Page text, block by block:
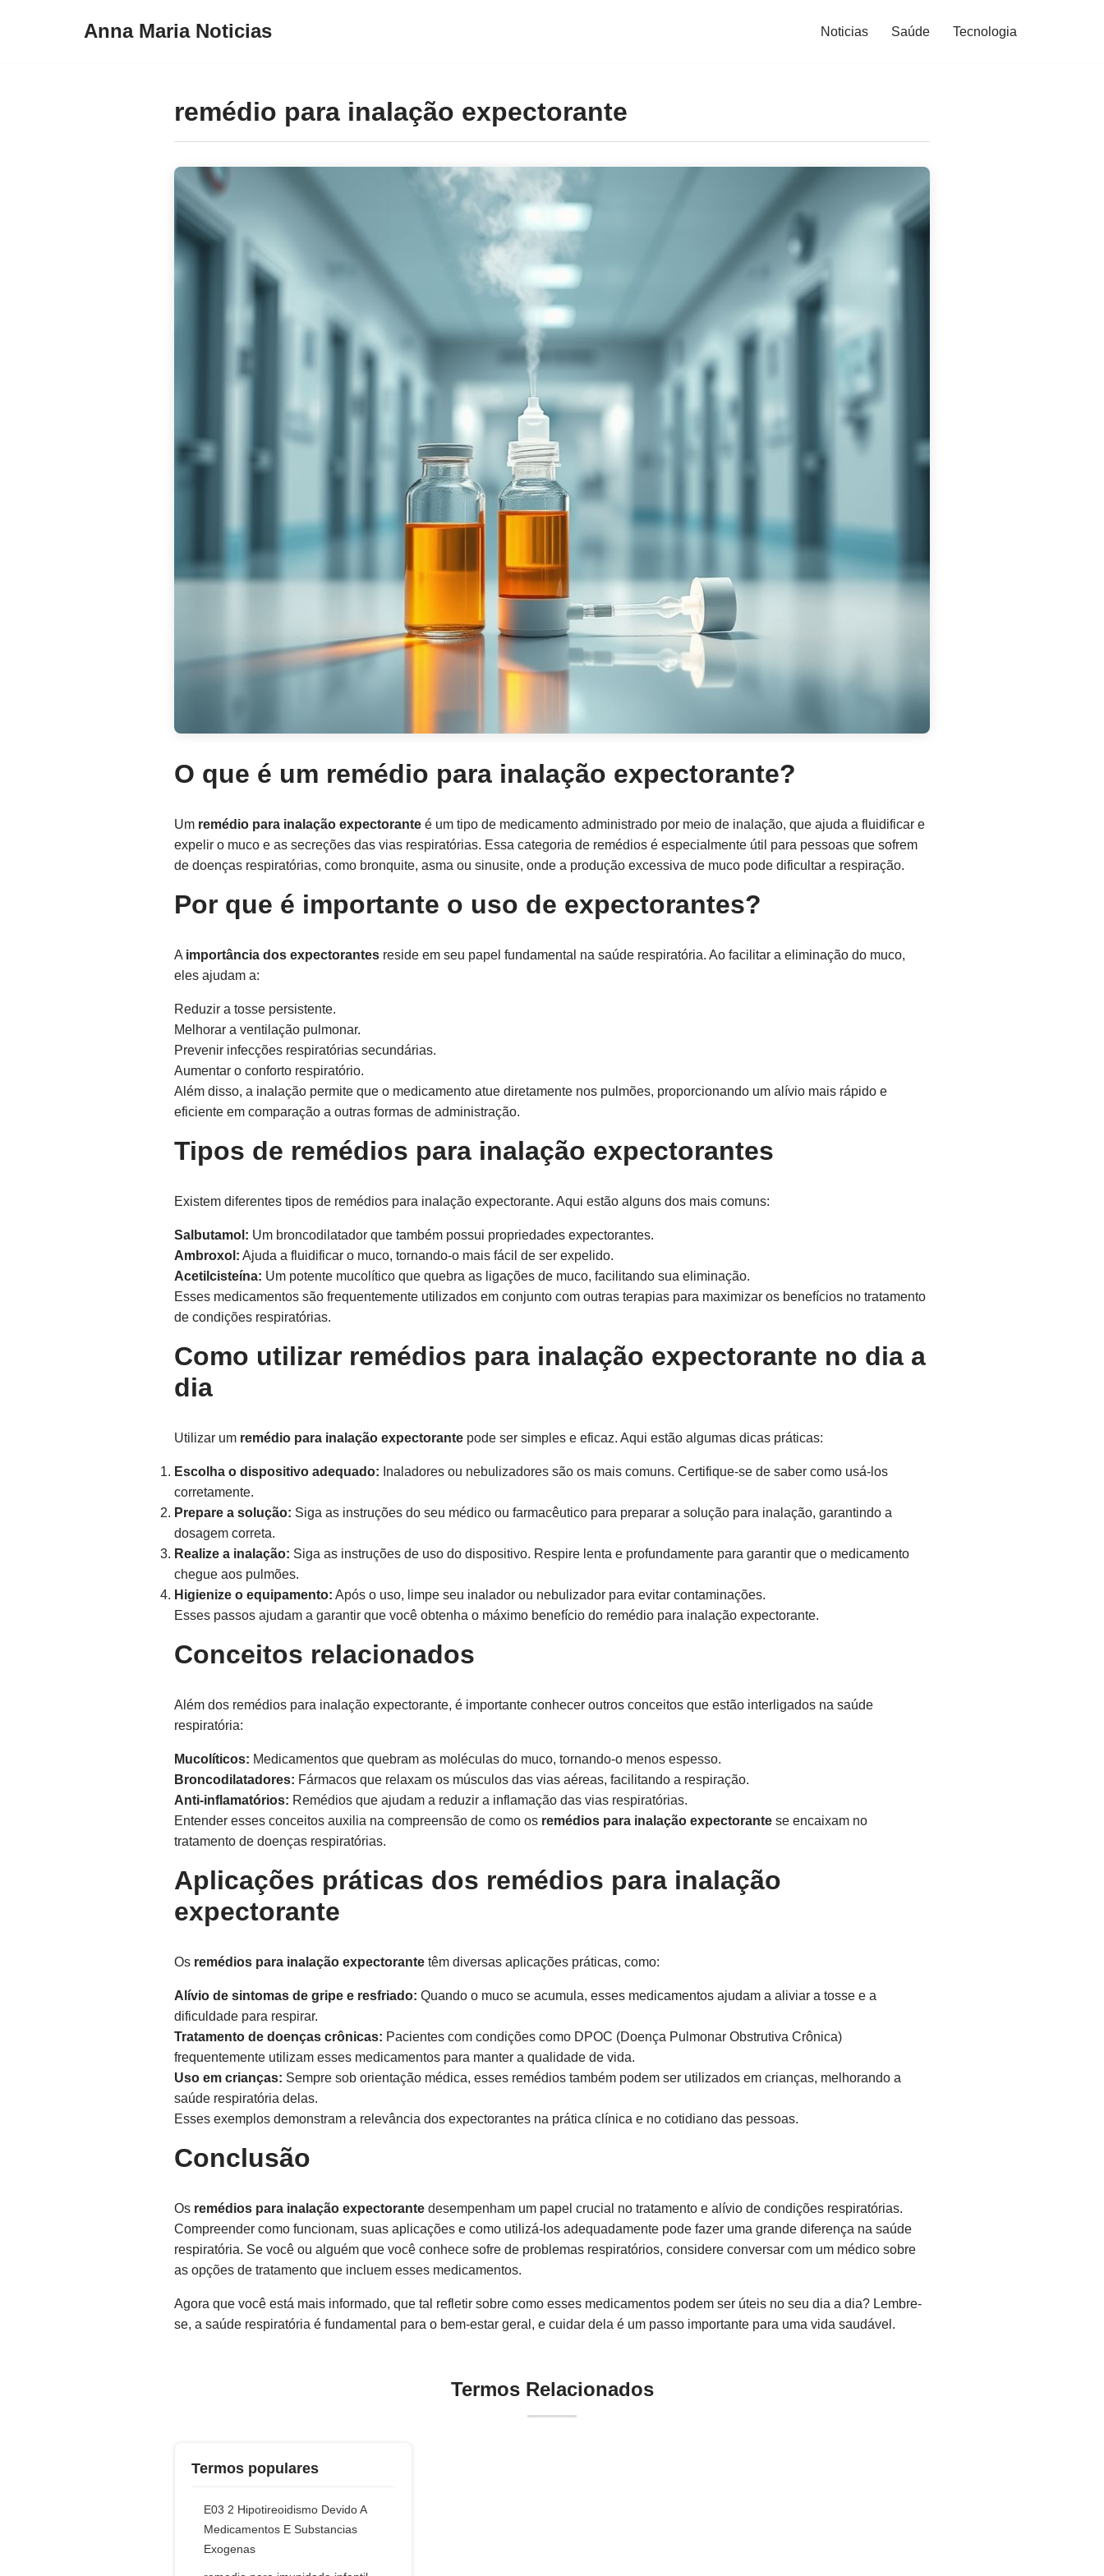
Anna Maria Noticias Noticias Saúde Tecnologia
remédio para inalação expectorante
O que é um remédio para inalação expectorante?
Um remédio para inalação expectorante é um tipo de medicamento administrado por meio de inalação, que ajuda a fluidificar e
expelir o muco e as secreções das vias respiratórias. Essa categoria de remédios é especialmente útil para pessoas que sofrem
de doenças respiratórias, como bronquite, asma ou sinusite, onde a produção excessiva de muco pode dificultar a respiração.
Por que é importante o uso de expectorantes?
A importância dos expectorantes reside em seu papel fundamental na saúde respiratória. Ao facilitar a eliminação do muco,
eles ajudam a:
Reduzir a tosse persistente.
Melhorar a ventilação pulmonar.
Prevenir infecções respiratórias secundárias.
Aumentar o conforto respiratório.
Além disso, a inalação permite que o medicamento atue diretamente nos pulmões, proporcionando um alívio mais rápido e
eficiente em comparação a outras formas de administração.
Tipos de remédios para inalação expectorantes
Existem diferentes tipos de remédios para inalação expectorante. Aqui estão alguns dos mais comuns:
Salbutamol: Um broncodilatador que também possui propriedades expectorantes.
Ambroxol: Ajuda a fluidificar o muco, tornando-o mais fácil de ser expelido.
Acetilcisteína: Um potente mucolítico que quebra as ligações de muco, facilitando sua eliminação.
Esses medicamentos são frequentemente utilizados em conjunto com outras terapias para maximizar os benefícios no tratamento
de condições respiratórias.
Como utilizar remédios para inalação expectorante no dia a
dia
Utilizar um remédio para inalação expectorante pode ser simples e eficaz. Aqui estão algumas dicas práticas:
Escolha o dispositivo adequado: Inaladores ou nebulizadores são os mais comuns. Certifique-se de saber como usá-los
corretamente.
Prepare a solução: Siga as instruções do seu médico ou farmacêutico para preparar a solução para inalação, garantindo a
dosagem correta.
Realize a inalação: Siga as instruções de uso do dispositivo. Respire lenta e profundamente para garantir que o medicamento
chegue aos pulmões.
Higienize o equipamento: Após o uso, limpe seu inalador ou nebulizador para evitar contaminações.
Esses passos ajudam a garantir que você obtenha o máximo benefício do remédio para inalação expectorante.
Conceitos relacionados
Além dos remédios para inalação expectorante, é importante conhecer outros conceitos que estão interligados na saúde
respiratória:
Mucolíticos: Medicamentos que quebram as moléculas do muco, tornando-o menos espesso.
Broncodilatadores: Fármacos que relaxam os músculos das vias aéreas, facilitando a respiração.
Anti-inflamatórios: Remédios que ajudam a reduzir a inflamação das vias respiratórias.
Entender esses conceitos auxilia na compreensão de como os remédios para inalação expectorante se encaixam no
tratamento de doenças respiratórias.
Aplicações práticas dos remédios para inalação
expectorante
Os remédios para inalação expectorante têm diversas aplicações práticas, como:
Alívio de sintomas de gripe e resfriado: Quando o muco se acumula, esses medicamentos ajudam a aliviar a tosse e a
dificuldade para respirar.
Tratamento de doenças crônicas: Pacientes com condições como DPOC (Doença Pulmonar Obstrutiva Crônica)
frequentemente utilizam esses medicamentos para manter a qualidade de vida.
Uso em crianças: Sempre sob orientação médica, esses remédios também podem ser utilizados em crianças, melhorando a
saúde respiratória delas.
Esses exemplos demonstram a relevância dos expectorantes na prática clínica e no cotidiano das pessoas.
Conclusão
Os remédios para inalação expectorante desempenham um papel crucial no tratamento e alívio de condições respiratórias.
Compreender como funcionam, suas aplicações e como utilizá-los adequadamente pode fazer uma grande diferença na saúde
respiratória. Se você ou alguém que você conhece sofre de problemas respiratórios, considere conversar com um médico sobre
as opções de tratamento que incluem esses medicamentos.
Agora que você está mais informado, que tal refletir sobre como esses medicamentos podem ser úteis no seu dia a dia? Lembre-
se, a saúde respiratória é fundamental para o bem-estar geral, e cuidar dela é um passo importante para uma vida saudável.
Termos Relacionados
Termos populares
E03 2 Hipotireoidismo Devido A
Medicamentos E Substancias
Exogenas